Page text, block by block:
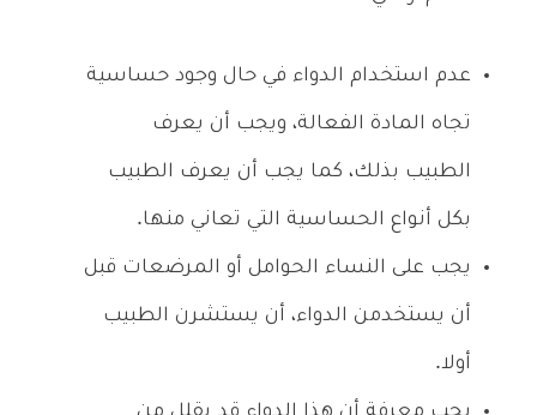
عدم استخدام الدواء في حال وجود حساسية
تجاه المادة الفعالة، ويجب أن يعرف
الطبيب بذلك، كما يجب أن يعرف الطبيب
بكل أنواع الحساسية التي تعاني منها.
يجب على النساء الحوامل أو المرضعات قبل
أن يستخدمن الدواء، أن يستشرن الطبيب
أولا.